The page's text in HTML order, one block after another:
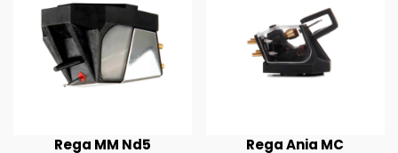
Rega MM Nd5
Rega Ania MC